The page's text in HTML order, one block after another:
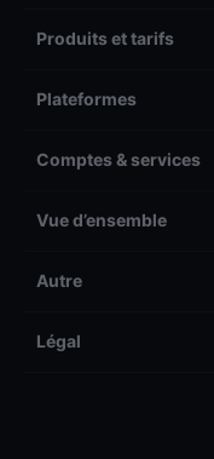
Produits et tarifs
Plateformes
Comptes & services
Vue d’ensemble
Autre
Légal